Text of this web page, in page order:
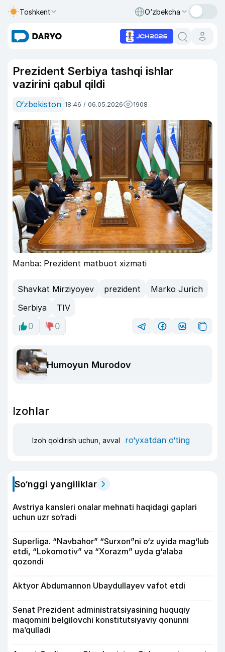
Toshkent O‘zbekcha
Prezident Serbiya tashqi ishlar
vazirini qabul qildi
O‘zbekiston 18:46 / 06.05.2026 1908
Manba: Prezident matbuot xizmati
Shavkat Mirziyoyev prezident
Marko Jurich
Serbiya
TIV
0
0
Humoyun Murodov
Izohlar
Izoh qoldirish uchun, avval ro‘yxatdan o‘ting
So‘nggi yangiliklar
Avstriya kansleri onalar mehnati haqidagi gaplari
uchun uzr so‘radi
Superliga. “Navbahor” “Surxon”ni o‘z uyida mag‘lub
etdi, “Lokomotiv” va “Xorazm” uyda g‘alaba
qozondi
Aktyor Abdu­mannon Ubaydullayev vafot etdi
Senat Prezident administratsiyasining huquqiy
maqomini belgilovchi konstitutsiyaviy qonunni
ma’qulladi